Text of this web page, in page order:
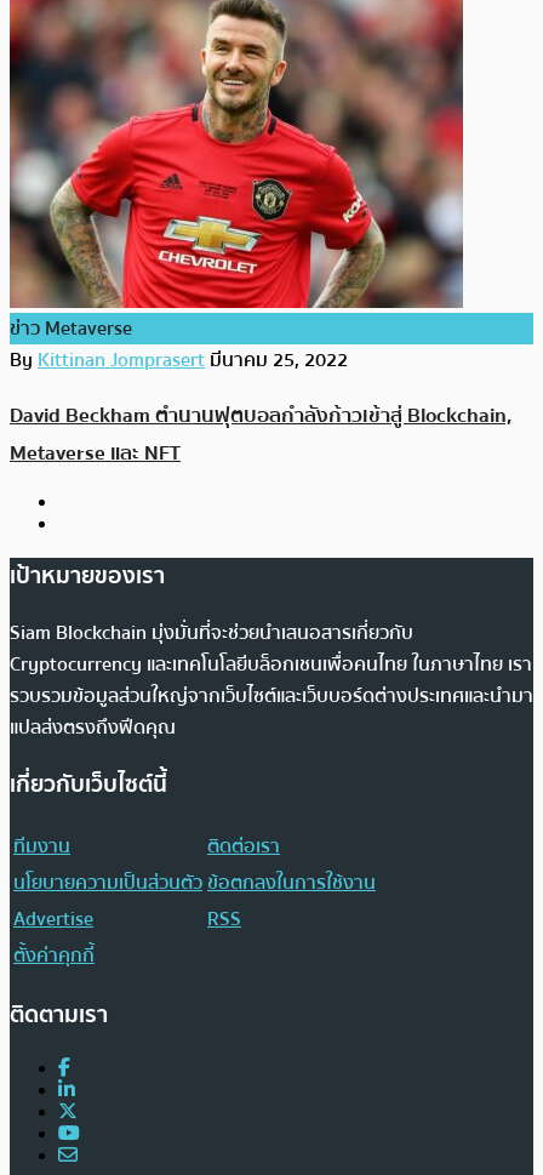
ข่าว Metaverse
ByKittinan Jomprasertมีนาคม 25, 2022
David Beckham ตำนานฟุตบอลกำลังก้าวเข้าสู่ Blockchain,
Metaverse และ NFT
เป้าหมายของเรา
Siam Blockchain มุ่งมั่นที่จะช่วยนำเสนอสารเกี่ยวกับ
Cryptocurrency และเทคโนโลยีบล็อกเชนเพื่อคนไทย ในภาษาไทย เรา
รวบรวมข้อมูลส่วนใหญ่จากเว็บไซต์และเว็บบอร์ดต่างประเทศและนำมา
แปลส่งตรงถึงฟีดคุณ
เกี่ยวกับเว็บไซต์นี้
ทีมงาน
ติดต่อเรา
นโยบายความเป็นส่วนตัวข้อตกลงในการใช้งาน
Advertise
RSS
ตั้งค่าคุกกี้
ติดตามเรา